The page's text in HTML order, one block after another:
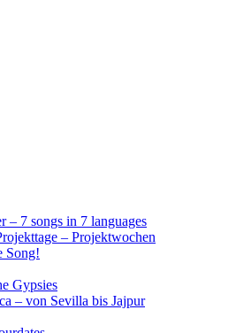
– 7 songs in 7 languages
– Projektwochen
Song!
Gypsies
– von Sevilla bis Jajpur